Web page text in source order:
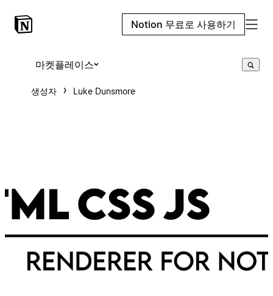
Notion 무료로 사용하기
마켓플레이스
생성자 Luke Dunsmore